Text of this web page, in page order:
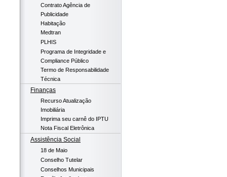
Contrato Agência de
Publicidade
Habitação
Medtran
PLHIS
Programa de Integridade e
Compliance Público
Termo de Responsabilidade
Técnica
Finanças
Recurso Atualização
Imobiliária
Imprima seu carnê do IPTU
Nota Fiscal Eletrônica
Assistência Social
18 de Maio
Conselho Tutelar
Conselhos Municipais